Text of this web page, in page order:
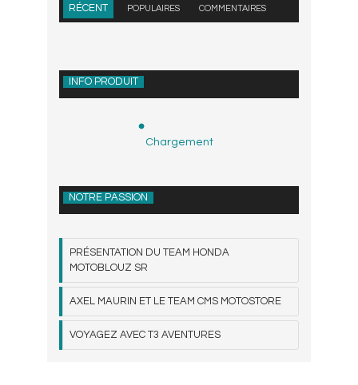
RÉCENT POPULAIRES COMMENTAIRES
INFO PRODUIT
Chargement
NOTRE PASSION
PRÉSENTATION DU TEAM HONDA
MOTOBLOUZ SR
AXEL MAURIN ET LE TEAM CMS MOTOSTORE
VOYAGEZ AVEC T3 AVENTURES